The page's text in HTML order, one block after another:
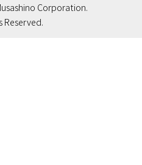
Corporation.
Reserved.